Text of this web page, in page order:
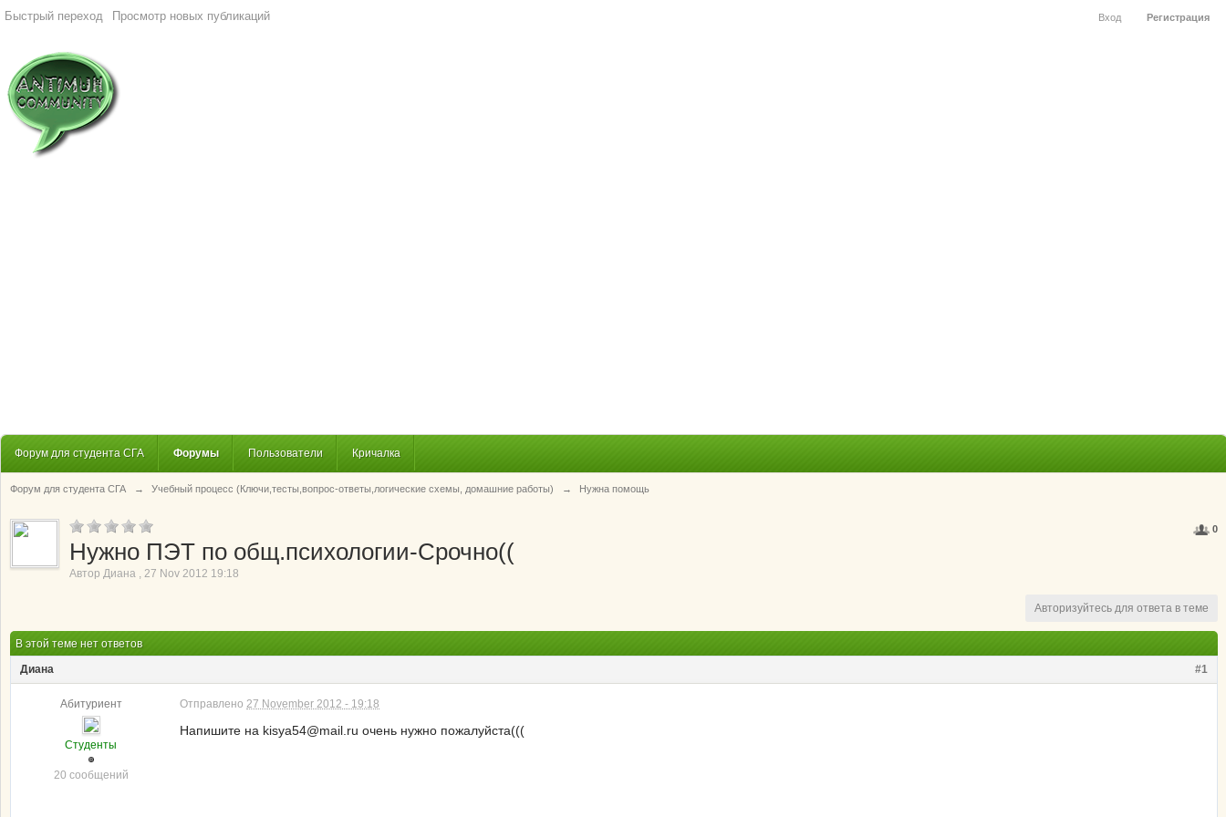
Быстрый переход Просмотр новых публикаций Вход Регистрация
Форум для студента СГА Форумы Пользователи Кричалка
Форум для студента СГА → Учебный процесс (Ключи,тесты,вопрос-ответы,логические схемы, домашние работы) → Нужна помощь
0
Нужно ПЭТ по общ.психологии-Срочно((
Автор Диана , 27 Nov 2012 19:18
Авторизуйтесь для ответа в теме
В этой теме нет ответов
#1
Диана
Абитуриент
Студенты
20 сообщений
Отправлено 27 November 2012 - 19:18
Напишите на kisya54@mail.ru очень нужно пожалуйста(((